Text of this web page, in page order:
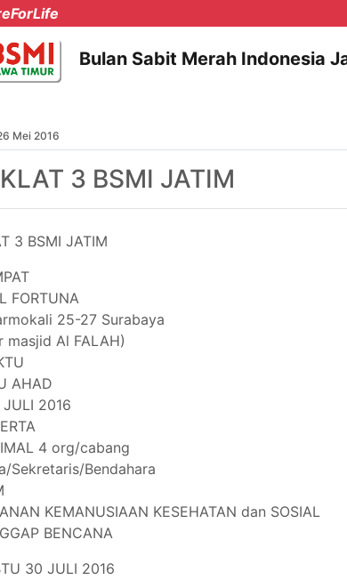
Bulan Sabit Merah Indonesia
Mei 2016
3 BSMI JATIM
3 BSMI JATIM
FORTUNA
25-27 Surabaya
masjid Al FALAH)
AHAD
2016
4 org/cabang
Sekretaris/Bendahara
KEMANUSIAAN KESEHATAN dan SOSIAL
BENCANA
30 JULI 2016